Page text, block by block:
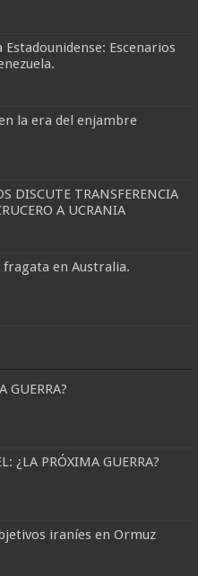
Estadounidense: Escenarios
la era del enjambre
DISCUTE TRANSFERENCIA
A UCRANIA
fragata en Australia.
GUERRA?
¿LA PRÓXIMA GUERRA?
iraníes en Ormuz